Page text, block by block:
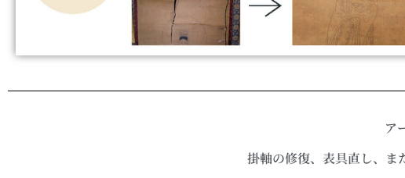
ア
掛軸の修復、表具直し、ま